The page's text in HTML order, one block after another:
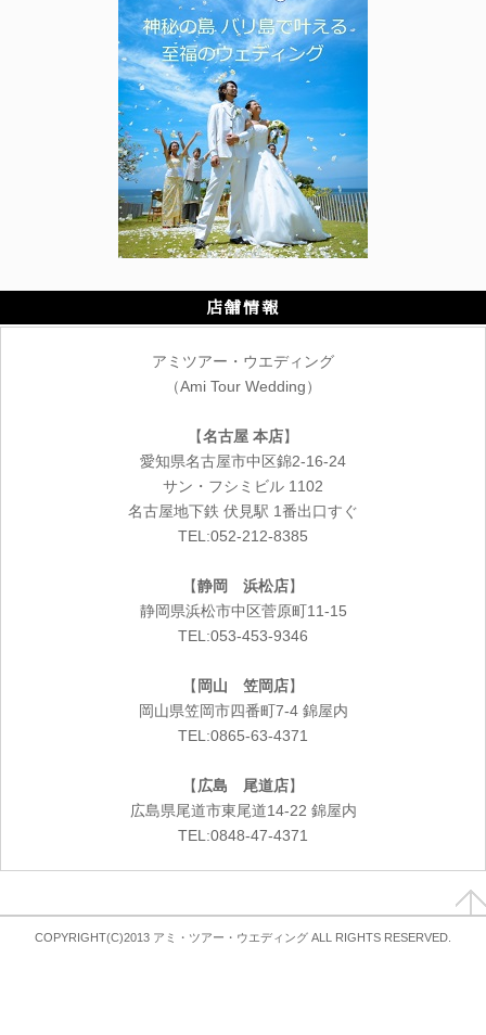
店舗情報
アミツアー・ウエディング
（Ami Tour Wedding）
【名古屋 本店】
愛知県名古屋市中区錦2-16-24
サン・フシミビル 1102
名古屋地下鉄 伏見駅 1番出口すぐ
TEL:052-212-8385
【静岡 浜松店】
静岡県浜松市中区菅原町11-15
TEL:053-453-9346
【 岡山 笠岡店】
岡山県笠岡市四番町7-4 錦屋内
TEL:0865-63-4371
【広島 尾道店】
広島県尾道市東尾道14-22 錦屋内
TEL:0848-47-4371
COPYRIGHT(C)2013 アミ・ツアー・ウエディング ALL RIGHTS RESERVED.